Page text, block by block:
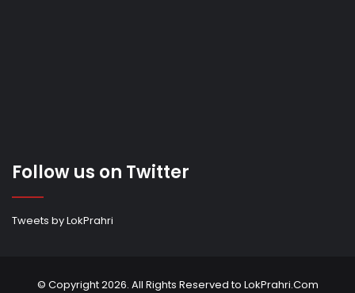
Follow us on Twitter
Tweets by LokPrahri
© Copyright 2026. All Rights Reserved to LokPrahri.Com